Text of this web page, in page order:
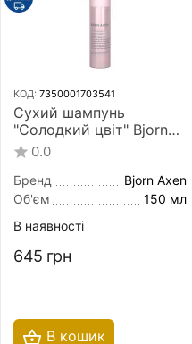
КОД: 7350001703541
Сухий шампунь
"Солодкий цвіт" Bjorn
Axen Dry Shampoo
Sweet Blossom For Fresh
Clean Hair 150 мл
0.0
Бренд
Bjorn Axen
Об'єм
150 мл
В наявності
645 грн
В кошик